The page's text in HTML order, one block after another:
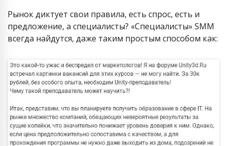
Рынок диктует свои правила, есть спрос, есть и
предложение, а специалисты? «Специалисты» SMM
всегда найдутся, даже таким простым способом как: